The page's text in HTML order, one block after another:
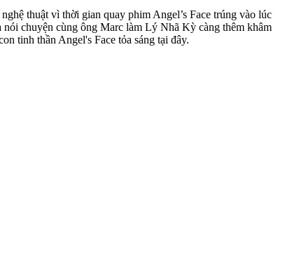
thuật vì thời gian quay phim Angel’s Face trúng vào lúc
chuyện cùng ông Marc làm Lý Nhã Kỳ càng thêm khâm
tinh thần Angel's Face tỏa sáng tại đây.